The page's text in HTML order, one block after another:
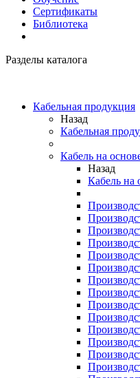
Сертификаты
Библиотека
Разделы каталога
Кабельная продукция
Назад
Кабельная
Кабель на
Назад
Кабель на